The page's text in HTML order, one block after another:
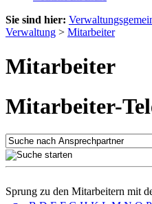
Sie sind hier:
Verwaltung > Mitarbeiter
Mitarbeiter
Mitarbeiter-
Sprung zu den Mitarbeitern mit